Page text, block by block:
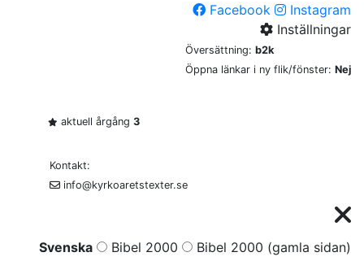
Facebook
Instagram
Inställningar
Översättning: b2k
Öppna länkar i ny flik/fönster: Nej
aktuell årgång 3
Kontakt:
info@kyrkoaretstexter.se
Svenska Bibel 2000
Bibel 2000 (gamla sidan)